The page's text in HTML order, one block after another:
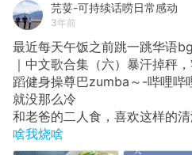
芫荽-可持续话唠日常感动
3年前
最近每天午饭之前跳一跳华语
｜中文歌合集（六）暴汗掉秤
蹈健身操尊巴zumba～-哔哩哔
就没那么冷
和老爸的二人食，喜欢这样的
啥我烧啥